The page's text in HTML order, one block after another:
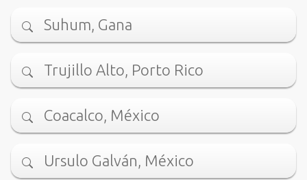
Suhum, Gana
Trujillo Alto, Porto Rico
Coacalco, México
Ursulo Galván, México